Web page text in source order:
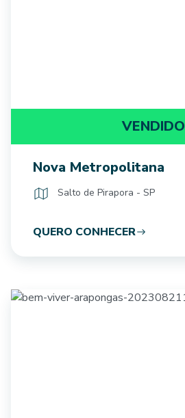
VENDIDO
Nova Metropolitana
Salto de Pirapora - SP
QUERO CONHECER